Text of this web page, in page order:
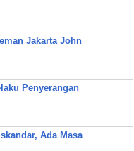
Jakarta John
Penyerangan
Ada Masa